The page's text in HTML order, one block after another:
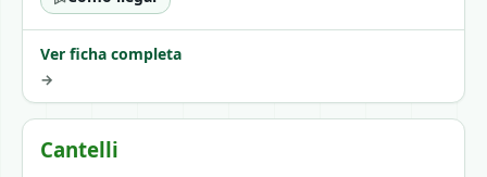
Ver ficha completa
→
Cantelli